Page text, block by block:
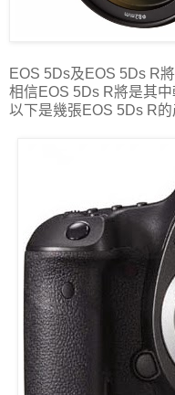
EOS 5Ds及EOS 5Ds R
相信EOS 5Ds R將是其中
以下是幾張EOS 5Ds R的